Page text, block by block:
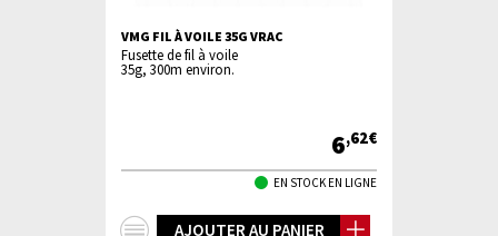
VMG FIL À VOILE 35G VRAC
Fusette de fil à voile
35g, 300m environ.
6,62€
EN STOCK EN LIGNE
AJOUTER AU PANIER